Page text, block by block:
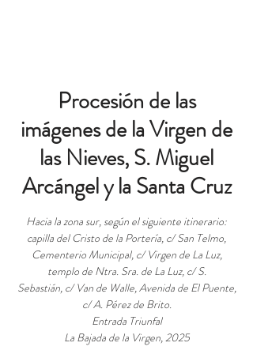
Procesión de las
imágenes de la Virgen de
las Nieves, S. Miguel
Arcángel y la Santa Cruz
Hacia la zona sur, según el siguiente itinerario:
capilla del Cristo de la Portería, c/ San Telmo,
Cementerio Municipal, c/ Virgen de La Luz,
templo de Ntra. Sra. de La Luz, c/ S.
Sebastián, c/ Van de Walle, Avenida de El Puente,
c/ A. Pérez de Brito.
Entrada Triunfal
La Bajada de la Virgen, 2025